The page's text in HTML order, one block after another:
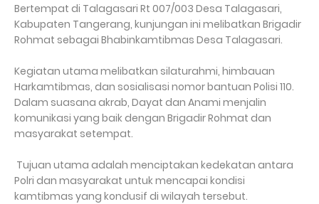
Bertempat di Talagasari Rt 007/003 Desa Talagasari,
Kabupaten Tangerang, kunjungan ini melibatkan Brigadir
Rohmat sebagai Bhabinkamtibmas Desa Talagasari.
Kegiatan utama melibatkan silaturahmi, himbauan
Harkamtibmas, dan sosialisasi nomor bantuan Polisi 110.
Dalam suasana akrab, Dayat dan Anami menjalin
komunikasi yang baik dengan Brigadir Rohmat dan
masyarakat setempat.
Tujuan utama adalah menciptakan kedekatan antara
Polri dan masyarakat untuk mencapai kondisi
kamtibmas yang kondusif di wilayah tersebut.